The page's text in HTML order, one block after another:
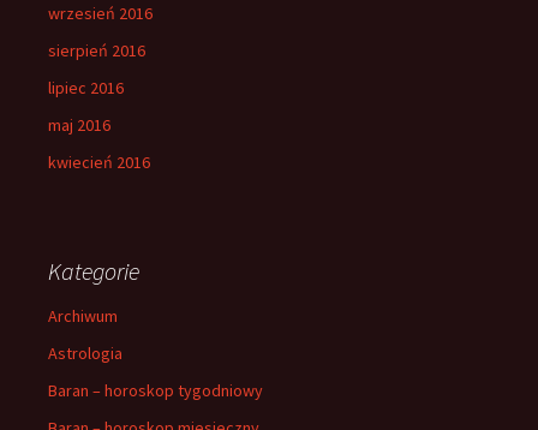
wrzesień 2016
sierpień 2016
lipiec 2016
maj 2016
kwiecień 2016
Kategorie
Archiwum
Astrologia
Baran – horoskop tygodniowy